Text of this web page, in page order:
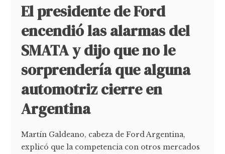
El presidente de Ford
encendió las alarmas del
SMATA y dijo que no le
sorprendería que alguna
automotriz cierre en
Argentina
Martín Galdeano, cabeza de Ford Argentina,
explicó que la competencia con otros mercados